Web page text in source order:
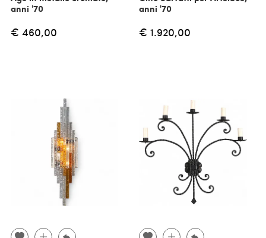
anni '70
€ 460,00
anni '70
€ 1.920,00